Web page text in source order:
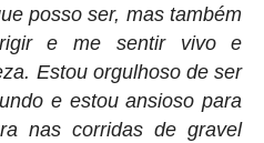
posso ser, mas também
e me sentir vivo e
Estou orgulhoso de ser
e estou ansioso para
nas corridas de gravel